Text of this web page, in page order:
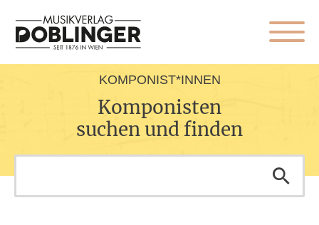
KOMPONIST*INNEN
Komponisten
suchen und finden